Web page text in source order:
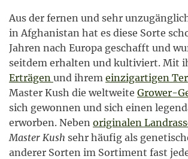
Aus der fernen und sehr
in Afghanistan hat es diese Sorte
Jahren nach Europa geschafft und
seitdem erhalten und kultiviert. Mit
Erträgen und ihrem einzigartigen
Master Kush die weltweite Grower-
sich gewonnen und sich einen
erworben. Neben originalen
Master Kush sehr häufig als
anderer Sorten im Sortiment fast